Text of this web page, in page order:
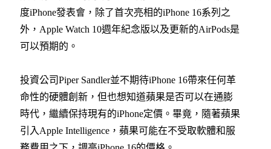
度iPhone發表會，除了首次亮相的iPhone 16系列之
外，Apple Watch 10週年紀念版以及更新的AirPods是
可以預期的。
投資公司Piper Sandler並不期待iPhone 16帶來任何革
命性的硬體創新，但也想知道蘋果是否可以在通膨
時代，繼續保持現有的iPhone定價。畢竟，隨著蘋果
引入Apple Intelligence，蘋果可能在不受取軟體和服